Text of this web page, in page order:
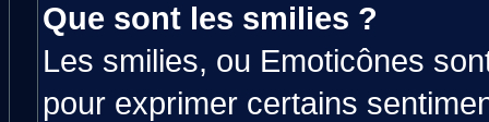
Que sont les smilies ?
Les smilies, ou Emoticônes
pour exprimer certains